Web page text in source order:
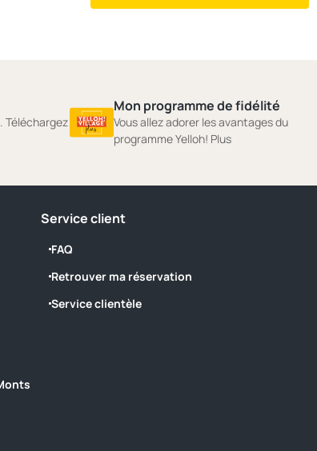
Téléchargez
Mon programme de fidélité
Vous allez adorer les avantages du
programme Yelloh! Plus
Service client
FAQ
Retrouver ma réservation
Service clientèle